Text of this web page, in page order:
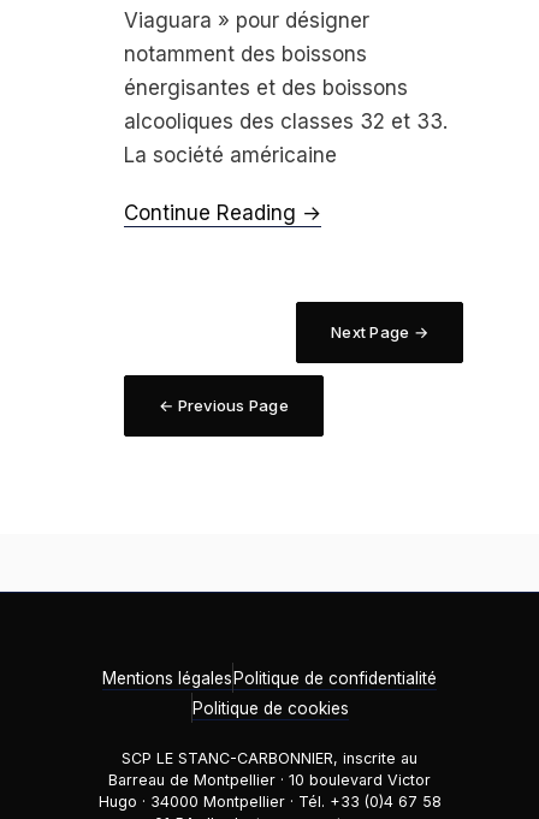
Viaguara » pour désigner
notamment des bois­sons
énergisantes et des boissons
alcooliques des classes 32 et 33.
La société américaine
Continue Reading →
Next Page →
← Previous Page
Mentions légales Politique de confidentialité
Politique de cookies